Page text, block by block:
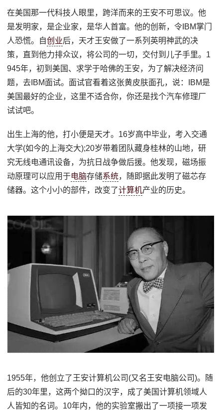
在美国那一代科技人眼里，跨洋而来的王安不可思议。他
是发明家，是企业家，是华人首富。他的创新，令IBM掌门
人恐慌。自创业后，天才王安做了一系列英明神武的决
策，直到他力排众议，将公司的一切，交付到儿子手里。1
945年，初到美国、求学于哈佛的王安，为了解决经济问
题，去IBM面试。面试官看着这张黄皮肤面孔，说：IBM是
美国最好的企业，这里不适合你，你还是找个汽车修理厂
试试吧。
出生上海的他，打小便是天才。16岁高中毕业，考入交通
大学(如今的上海交大);20岁带着团队藏身桂林的山地，研
究无线电通讯设备，为抗日战争做后援。他发现，磁场振
动原理可以应用于电脑存储系统，随即据此发明了磁芯存
储器。这个小小的部件，改变了计算机产业的历史。
1955年，他创立了王安计算机公司(又名王安电脑公司)。随
后的30年里，这两个拗口的汉字，成了美国计算机领域人
人皆知的名词。10年内，他的实验室搬出了一项接一项发